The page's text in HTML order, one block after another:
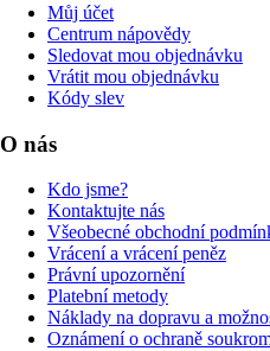
Můj účet
Centrum nápovědy
Sledovat mou objednávku
Vrátit mou objednávku
Kódy slev
O nás
Kdo jsme?
Kontaktujte nás
Všeobecné obchodní
Vrácení a vrácení peněz
Právní upozornění
Platební metody
Náklady na dopravu a
Oznámení o ochraně